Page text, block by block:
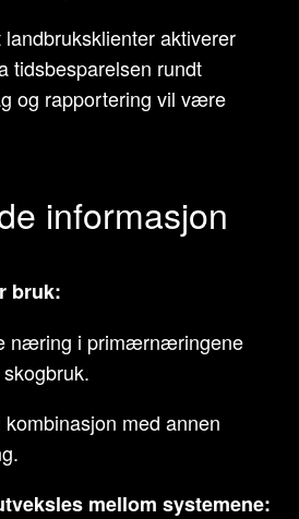
aktiverer
tidsbesparelsen rundt
og rapportering vil være
informasjon
bruk:
næring i primærnæringene
med annen
mellom systemene: